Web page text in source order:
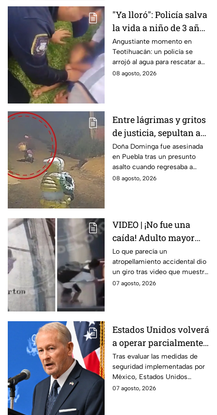
"Ya lloró": Policía salva
la vida a niño de 3 años
que cayó a un lago en
Teotihuacán; aplicó
RCP (VIDEO)
Angustiante momento en
Teotihuacán: un policía se
arrojó al agua para rescatar a
un pequeño que no respiraba y
08 agosto, 2026
Entre lágrimas y gritos
de justicia, sepultan a
doña Dominga, la
abuelita asesinada tras
asalto en Amozoc,
Puebla
Doña Dominga fue asesinada
en Puebla tras un presunto
asalto cuando regresaba a
casa; familiares y amigos la
08 agosto, 2026
VIDEO | ¡No fue una
caída! Adulto mayor
muere atropellado por
tráiler; joven lo empujó
en Monterrey
Lo que parecía un
atropellamiento accidental dio
un giro tras video que muestra
cómo un joven empujó a
07 agosto, 2026
Estados Unidos volverá
a operar parcialmente
en Michoacán tras
suspensión por
motivos de seguridad
Tras evaluar las medidas de
seguridad implementadas por
México, Estados Unidos
reanudará parcialmente sus
07 agosto, 2026